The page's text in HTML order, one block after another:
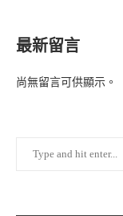
最新留言
尚無留言可供顯示。